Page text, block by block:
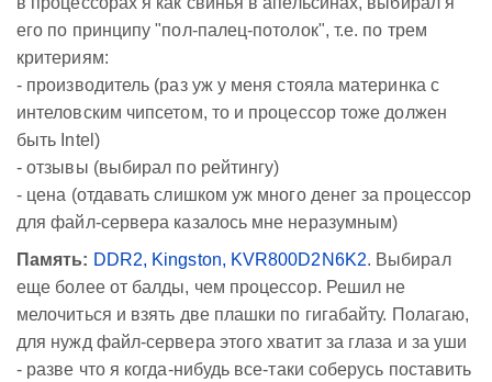
его по принципу "пол-палец-потолок", т.е. по трем
критериям:
- производитель (раз уж у меня стояла материнка с
интеловским чипсетом, то и процессор тоже должен
быть Intel)
- отзывы (выбирал по рейтингу)
- цена (отдавать слишком уж много денег за процессор
для файл-сервера казалось мне неразумным)
Память: DDR2, Kingston, KVR800D2N6K2. Выбирал
еще более от балды, чем процессор. Решил не
мелочиться и взять две плашки по гигабайту. Полагаю,
для нужд файл-сервера этого хватит за глаза и за уши
- разве что я когда-нибудь все-таки соберусь поставить